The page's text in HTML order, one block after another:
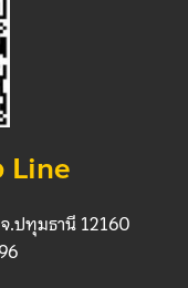
Line
.ปทุมธานี 12160